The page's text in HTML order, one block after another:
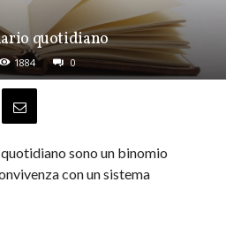
quotidiano
1884 0
sono un binomio
con un sistema